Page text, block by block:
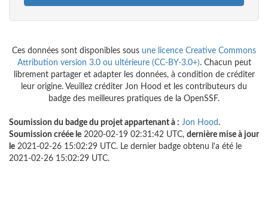
Ces données sont disponibles sous une licence Creative Commons
Attribution version 3.0 ou ultérieure (CC-BY-3.0+). Chacun peut
librement partager et adapter les données, à condition de créditer
leur origine. Veuillez créditer Jon Hood et les contributeurs du
badge des meilleures pratiques de la OpenSSF.
Soumission du badge du projet appartenant à : Jon Hood .
Soumission créée le 2020-02-19 02:31:42 UTC, dernière mise à jour
le 2021-02-26 15:02:29 UTC. Le dernier badge obtenu l'a été le
2021-02-26 15:02:29 UTC.